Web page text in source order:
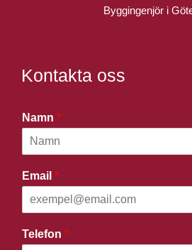
Byggingenjör i
Kontakta oss
Namn *
Email *
Telefon *